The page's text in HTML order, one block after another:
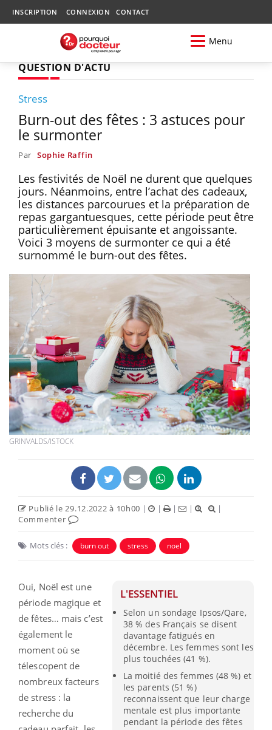
INSCRIPTION CONNEXION CONTACT
Menu
QUESTION D'ACTU
Stress
Burn-out des fêtes : 3 astuces pour
le surmonter
Par Sophie Raffin
Les festivités de Noël ne durent que quelques
jours. Néanmoins, entre l’achat des cadeaux,
les distances parcourues et la préparation de
repas gargantuesques, cette période peut être
particulièrement épuisante et angoissante.
Voici 3 moyens de surmonter ce qui a été
surnommé le burn-out des fêtes.
GRINVALDS/ISTOCK
Publié le 29.12.2022 à 10h00 | | | |
|
Commenter
Mots clés : burn out stress noel
L'ESSENTIEL
Selon un sondage Ipsos/Qare,
38 % des Français se disent
davantage fatigués en
décembre. Les femmes sont les
plus touchées (41 %).
La moitié des femmes (48 %) et
les parents (51 %)
reconnaissent que leur charge
mentale est plus importante
pendant la période des fêtes
Oui, Noël est une
période magique et
de fêtes… mais c’est
également le
moment où se
télescopent de
nombreux facteurs
de stress : la
recherche du